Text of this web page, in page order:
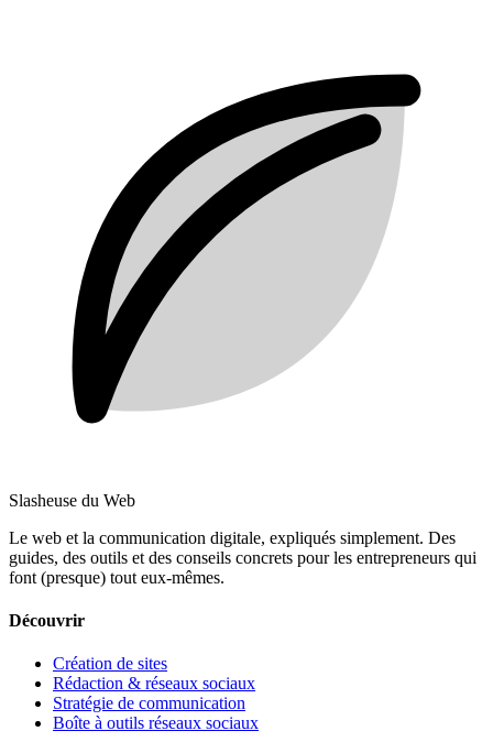
Slasheuse du Web
Le web et la communication digitale, expliqués simplement. Des
guides, des outils et des conseils concrets pour les entrepreneurs qui
font (presque) tout eux-mêmes.
Découvrir
Création de sites
Rédaction & réseaux sociaux
Stratégie de communication
Boîte à outils réseaux sociaux